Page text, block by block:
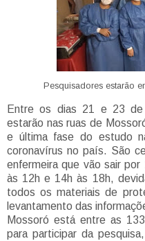
Pesquisadores estarão
Entre os dias 21 e 23 de
estarão nas ruas de
e última fase do estudo
coronavírus no país. São
enfermeira que vão sair
às 12h e 14h às 18h,
todos os materiais de
levantamento das
Mossoró está entre as
para participar da